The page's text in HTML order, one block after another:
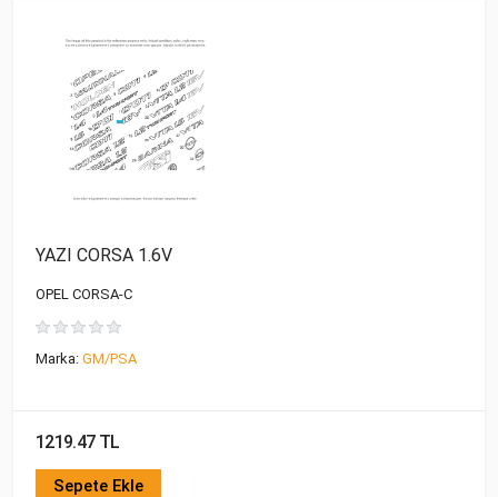
YAZI CORSA 1.6V
OPEL CORSA-C
Marka: GM/PSA
1219.47 TL
Sepete Ekle